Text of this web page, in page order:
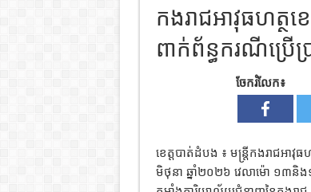
កងរាជអាវុធហត្ថ
ពាក់ព័ន្ធករណីប្រើ
ចែករំលែក៖
ខេត្តបាត់ដំបង ៖ មន្ត្រីកងរាជអាវុ
មិថុនា ឆ្នាំ២០២៦ វេលាម៉ោ ១៣និ